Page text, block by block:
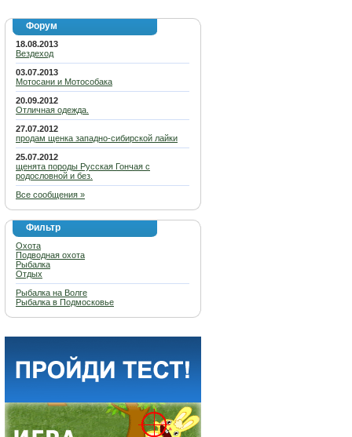
Форум
18.08.2013
Вездеход
03.07.2013
Мотосани и Мотособака
20.09.2012
Отличная одежда.
27.07.2012
продам щенка западно-сибирской лайки
25.07.2012
щенята породы Русская Гончая с
родословной и без.
Все сообщения »
Фильтр
Охота
Подводная охота
Рыбалка
Отдых
Рыбалка на Волге
Рыбалка в Подмосковье